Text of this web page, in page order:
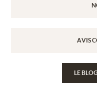
AVIS
LE